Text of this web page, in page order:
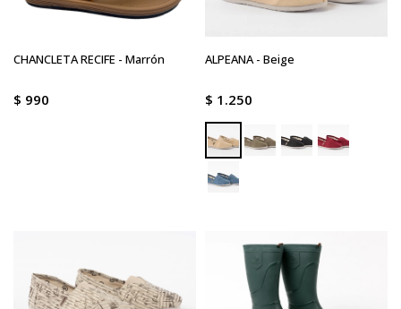
CHANCLETA RECIFE - Marrón
$ 990
ALPEANA - Beige
$ 1.250